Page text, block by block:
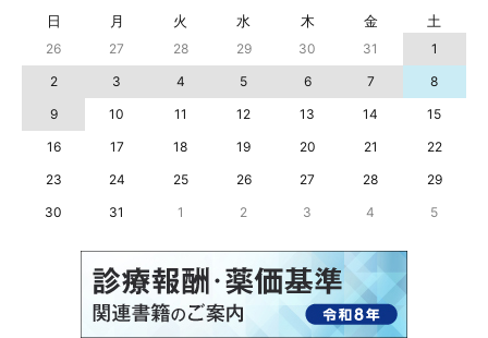
日 月 火 水 木 金 土
26 27 28 29 30 31
1
2
3 4 5 6 7
8
9
10 11 12 13 14
15
16
17 18 19 20 21
22
23
24 25 26 27 28
29
30
31 1 2 3 4 5